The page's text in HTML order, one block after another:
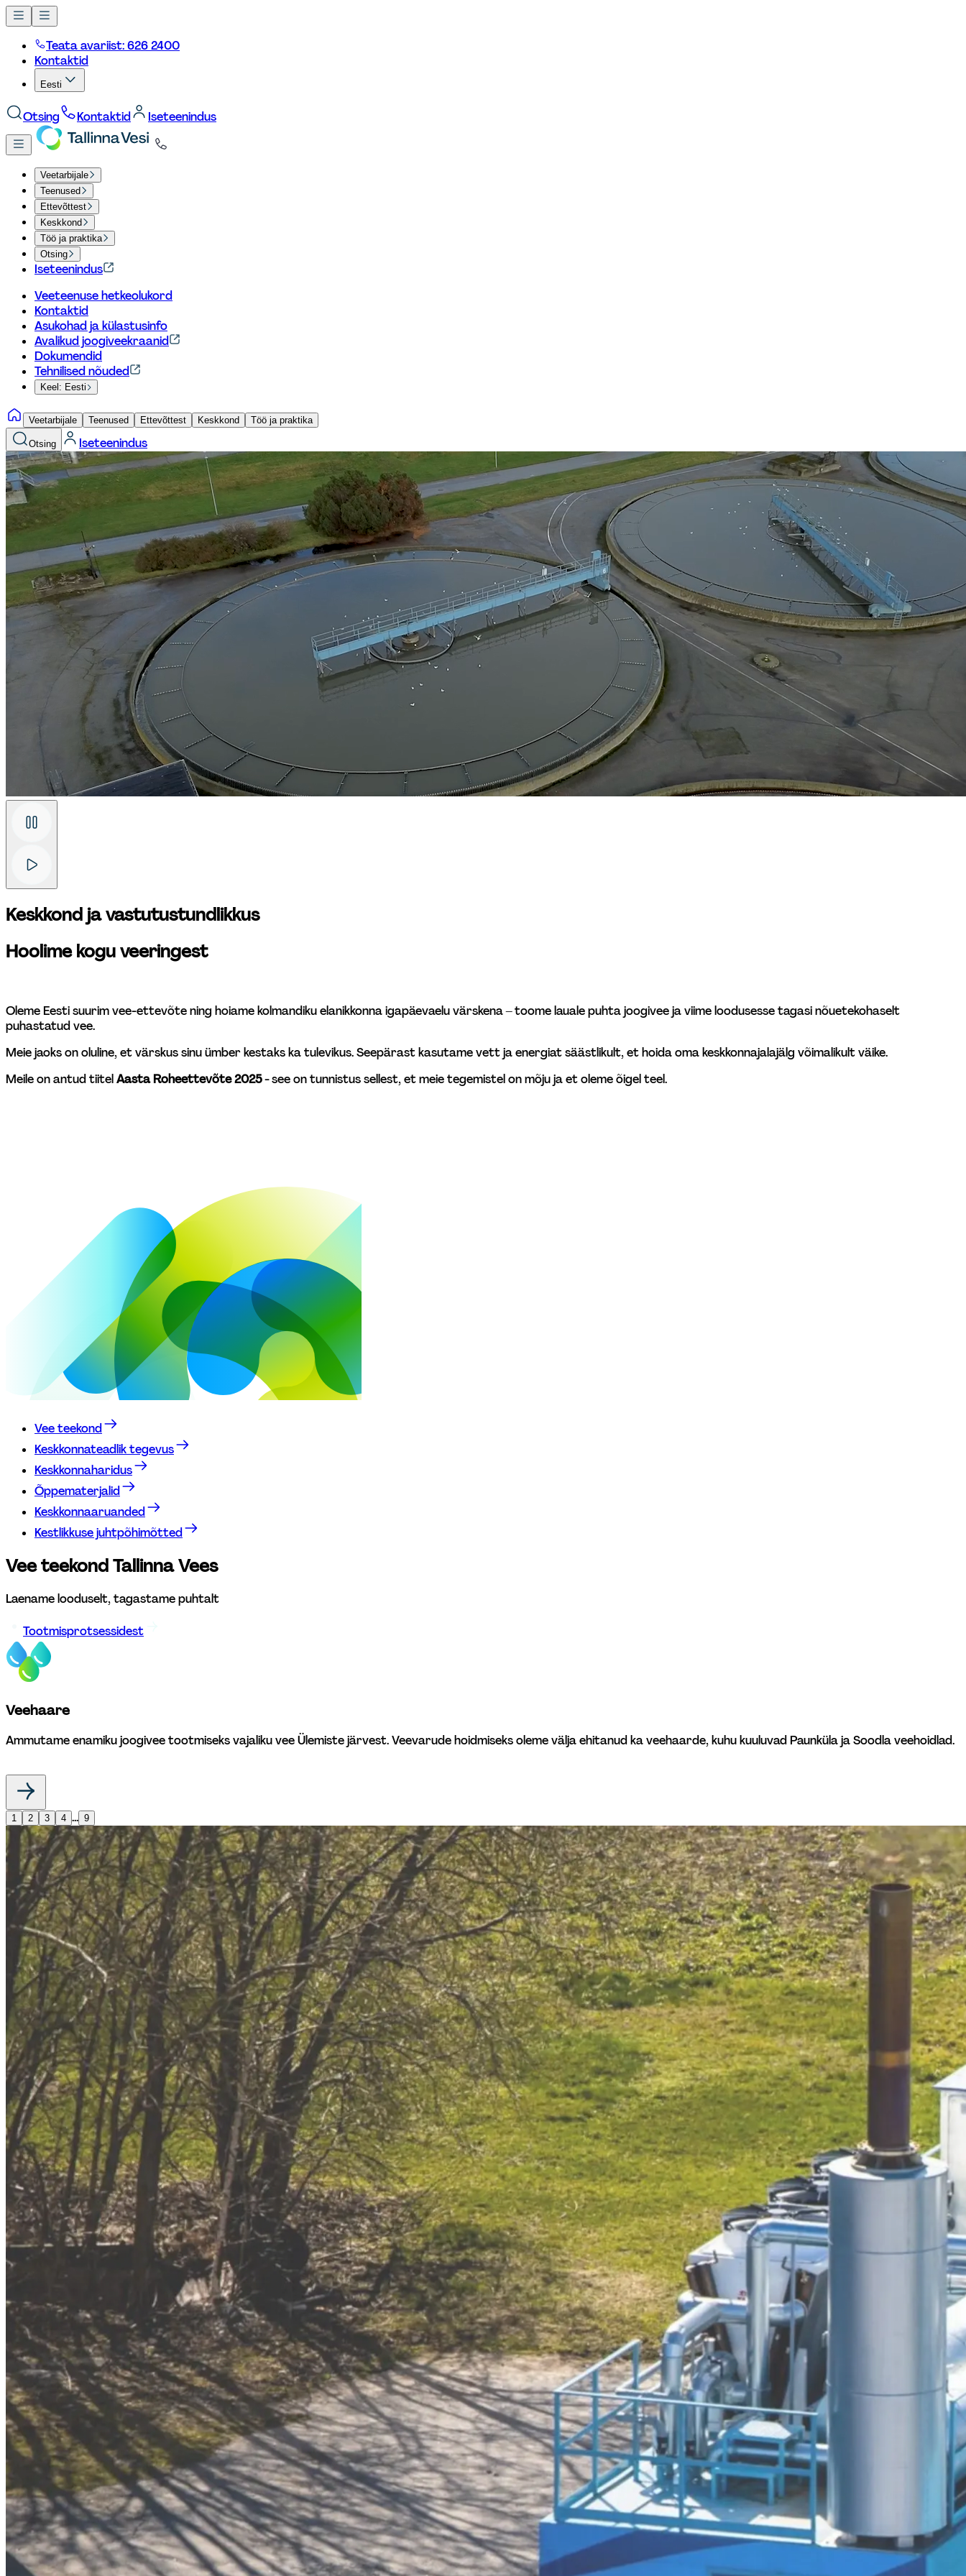
Teata avariist: 626 2400
Kontaktid
Eesti
Otsing Kontaktid Iseteenindus
Veetarbijale
Teenused
Ettevõttest
Keskkond
Töö ja praktika
Otsing
Iseteenindus
Veeteenuse hetkeolukord
Kontaktid
Asukohad ja külastusinfo
Avalikud joogiveekraanid
Dokumendid
Tehnilised nõuded
Keel: Eesti
Veetarbijale Teenused Ettevõttest Keskkond Töö ja praktika
Otsing Iseteenindus
Keskkond ja vastutustundlikkus
Hoolime kogu veeringest
Oleme Eesti suurim vee-ettevõte ning hoiame kolmandiku elanikkonna igapäevaelu värskena – toome lauale puhta joogivee ja viime loodusesse tagasi nõuetekohaselt
puhastatud vee.
Meie jaoks on oluline, et värskus sinu ümber kestaks ka tulevikus. Seepärast kasutame vett ja energiat säästlikult, et hoida oma keskkonnajalajälg võimalikult väike.
Meile on antud tiitel Aasta Roheettevõte 2025 - see on tunnistus sellest, et meie tegemistel on mõju ja et oleme õigel teel.
Vee teekond
Keskkonnateadlik tegevus
Keskkonnaharidus
Õppematerjalid
Keskkonnaaruanded
Kestlikkuse juhtpõhimõtted
Vee teekond Tallinna Vees
Laename looduselt, tagastame puhtalt
Tootmisprotsessidest
Veehaare
Ammutame enamiku joogivee tootmiseks vajaliku vee Ülemiste järvest. Veevarude hoidmiseks oleme välja ehitanud ka veehaarde, kuhu kuuluvad Paunküla ja Soodla veehoidlad.
1 2 3 4 ... 9